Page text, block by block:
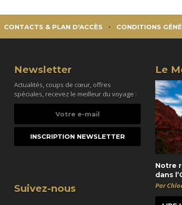
CONTACTS & PLAN D'ACCÈS CONDITIONS
Newsletter
Actualités, coups de cœur, offres
spéciales, recevez le meilleur du voyage :
Suivez-nous
Le
Notre
dans
Par